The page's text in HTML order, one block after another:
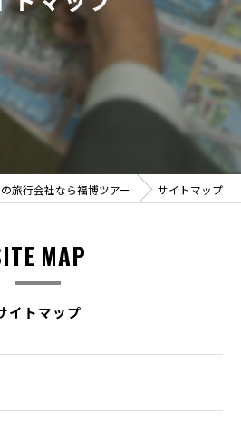
旅行会社なら福博ツアー サイトマップ
イトマップ
MAP